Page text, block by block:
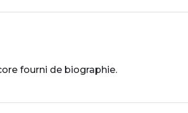
fourni de biographie.